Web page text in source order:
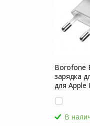
Borofone
зарядка
для Apple
В